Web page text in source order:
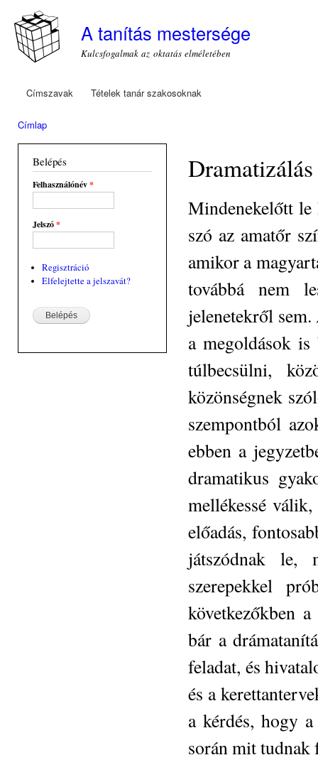
A tanítás mestersége
Kulcsfogalmak az oktatás elméletében
Főmenü
Címszavak Tételek tanár szakosoknak
Címlap
Belépés
Felhasználónév*
Jelszó*
Regisztráció
Elfelejtette a jelszavát?
Dramatizálás
Mindenekelőtt le
szó az amatőr
amikor a
továbbá nem
jelenetekről sem.
a megoldások is
túlbecsülni,
közönségnek
szempontból
ebben a
dramatikus
mellékessé
előadás,
játszódnak le,
szerepekkel
következőkben
bár a
feladat, és
és a
a kérdés, hogy
során mit tudnak